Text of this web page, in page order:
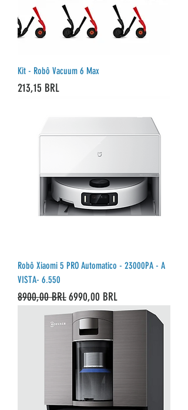
Kit - Robô Vacuum 6 Max
Precio
213,15 BRL
Robô Xiaomi 5 PRO Automatico - 23000PA - A
VISTA- 6.550
Precio
8900,00 BRLPrecio de oferta
6990,00 BRL